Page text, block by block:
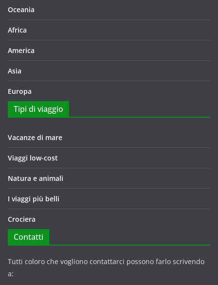
Oceania
Africa
America
Asia
Europa
Tipi di viaggio
Vacanze di mare
Viaggi low-cost
Natura e animali
I viaggi più belli
Crociera
Contatti
Tutti coloro che vogliono contattarci possono farlo scrivendo
a: